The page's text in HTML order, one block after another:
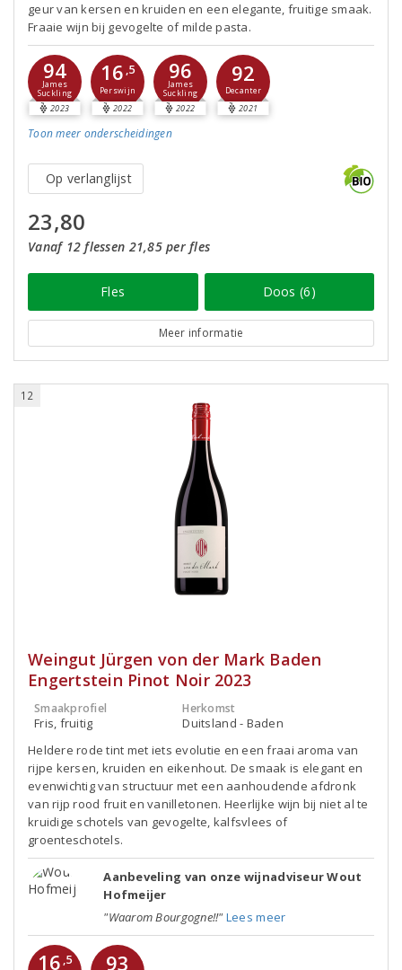
geur van kersen en kruiden en een elegante, fruitige smaak.
Fraaie wijn bij gevogelte of milde pasta.
94
James
Suckling
2023
16 ,5
Perswijn
2022
96
James
Suckling
2022
92
Decanter
2021
Toon meer onderscheidingen
Op verlanglijst
23,80
Vanaf 12 flessen 21,85 per fles
Fles Doos (6)
Meer informatie
12
Weingut Jürgen von der Mark Baden
Engertstein Pinot Noir 2023
Smaakprofiel
Fris, fruitig
Herkomst
Duitsland - Baden
Heldere rode tint met iets evolutie en een fraai aroma van
rijpe kersen, kruiden en eikenhout. De smaak is elegant en
evenwichtig van structuur met een aanhoudende afdronk
van rijp rood fruit en vanilletonen. Heerlijke wijn bij niet al te
kruidige schotels van gevogelte, kalfsvlees of
groenteschotels.
Aanbeveling van onze wijnadviseur Wout
Hofmeijer
"Waarom Bourgogne!!" Lees meer
16 ,5 93